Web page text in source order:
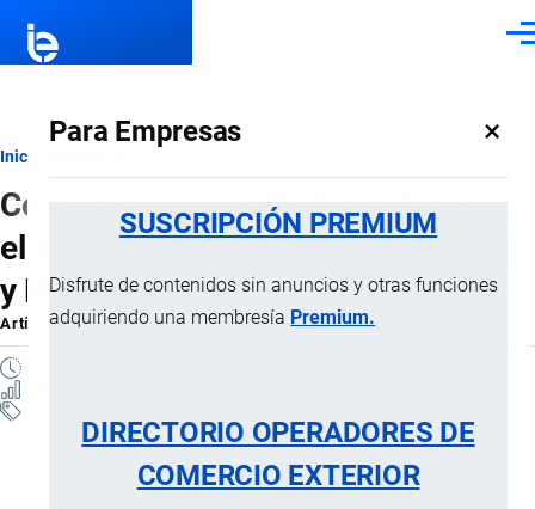
Para Empresas ×
SUSCRIPCIÓN PREMIUM
Disfrute de contenidos sin anuncios y otras funciones
adquiriendo una membresía Premium.
DIRECTORIO OPERADORES DE
COMERCIO EXTERIOR
Ruta
de
navegación
Inicio
Compras en Línea en Ecuador y en
el Mundo: Estadísticas, Tendencias
y Proyecciones
ArtículoporJaime Mise, 5 Febrero, 2026
Tránsito Internacional